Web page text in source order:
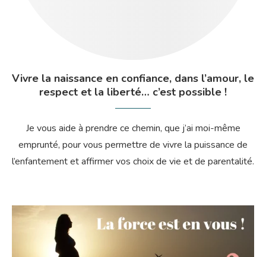
Vivre la naissance en confiance, dans l’amour, le
respect et la liberté… c’est possible !
Je vous aide à prendre ce chemin, que j’ai moi-même
emprunté, pour vous permettre de vivre la puissance de
l’enfantement et affirmer vos choix de vie et de parentalité.